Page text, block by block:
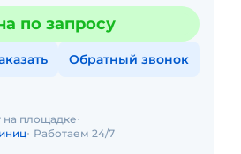
по запросу
Обратный звонок
на площадке
Работаем 24/7